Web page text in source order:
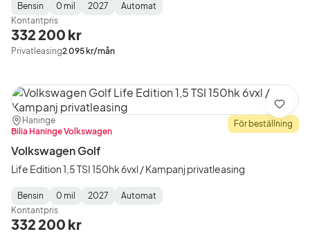
Fuel
Type:
Bensin
Mätarställning
0 mil
Model
Year:
2027
Gearbox
Type:
Automat
Kontantpris
332 200 kr
Privatleasing2 095 kr/mån
Plats:
Haninge
Återförsäljare:
Bilia Haninge Volkswagen
För beställning
Volkswagen Golf
Life Edition 1,5 TSI 150hk 6vxl / Kampanj privatleasing
Fuel
Type:
Bensin
Mätarställning
0 mil
Model
Year:
2027
Gearbox
Type:
Automat
Kontantpris
332 200 kr
Spara